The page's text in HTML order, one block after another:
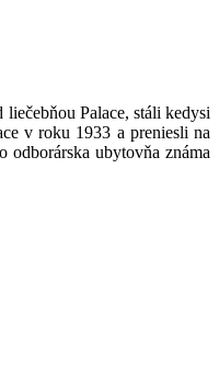
Palace, stáli kedysi
v roku 1933 a preniesli na
ubytovňa známa